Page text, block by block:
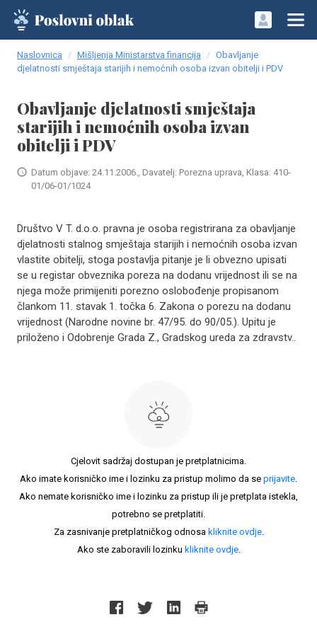
Naslovnica Mišljenja Ministarstva financija
Obavljanje
djelatnosti smještaja starijih i nemoćnih osoba izvan obitelji i PDV
Obavljanje djelatnosti smještaja
starijih i nemoćnih osoba izvan
obitelji i PDV
Datum objave: 24.11.2006., Davatelj: Porezna uprava, Klasa: 410-
01/06-01/1024
Društvo V T. d.o.o. pravna je osoba registrirana za obavljanje
djelatnosti stalnog smještaja starijih i nemoćnih osoba izvan
vlastite obitelji, stoga postavlja pitanje je li obvezno upisati
se u registar obveznika poreza na dodanu vrijednost ili se na
njega može primijeniti porezno oslobođenje propisanom
člankom 11. stavak 1. točka 6. Zakona o porezu na dodanu
vrijednost (Narodne novine br. 47/95. do 90/05.). Upitu je
priloženo i Odobrenje Grada Z., Gradskog ureda za zdravstv..
Cjelovit sadržaj dostupan je pretplatnicima.
Ako imate korisničko ime i lozinku za pristup molimo da se prijavite.
Ako nemate korisničko ime i lozinku za pristup ili je pretplata istekla,
potrebno se pretplatiti.
Za zasnivanje pretplatničkog odnosa kliknite ovdje.
Ako ste zaboravili lozinku kliknite ovdje.